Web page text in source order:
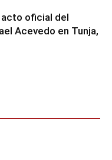
oficial del
Acevedo en Tunja,